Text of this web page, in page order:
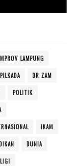
LAMPUNG
PILKADA DR ZAM
POLITIK
IKAM
DUNIA